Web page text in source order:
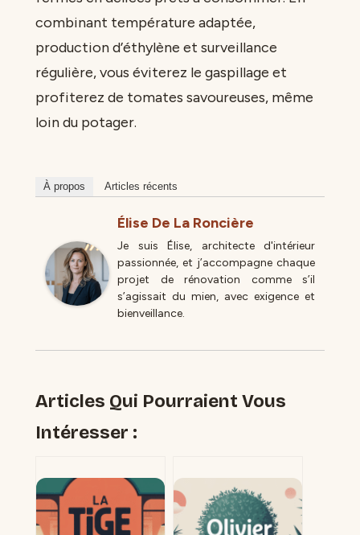
combinant température adaptée,
production d’éthylène et surveillance
régulière, vous éviterez le gaspillage et
profiterez de tomates savoureuses, même
loin du potager.
À propos Articles récents
Élise De La Roncière
Je suis Élise, architecte d'intérieur
passionnée, et j’accompagne chaque
projet de rénovation comme s’il
s’agissait du mien, avec exigence et
bienveillance.
Articles Qui Pourraient Vous
Intéresser :